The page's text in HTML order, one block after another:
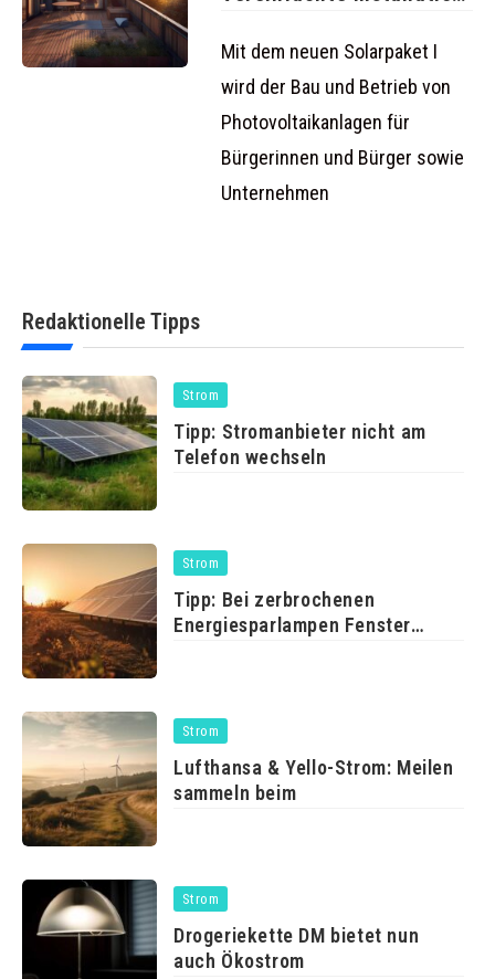
und mehr
Mit dem neuen Solarpaket I
wird der Bau und Betrieb von
Photovoltaikanlagen für
Bürgerinnen und Bürger sowie
Unternehmen
Redaktionelle Tipps
Strom
Tipp: Stromanbieter nicht am
Telefon wechseln
Strom
Tipp: Bei zerbrochenen
Energiesparlampen Fenster
Strom
Lufthansa & Yello-Strom: Meilen
sammeln beim
Strom
Drogeriekette DM bietet nun
auch Ökostrom